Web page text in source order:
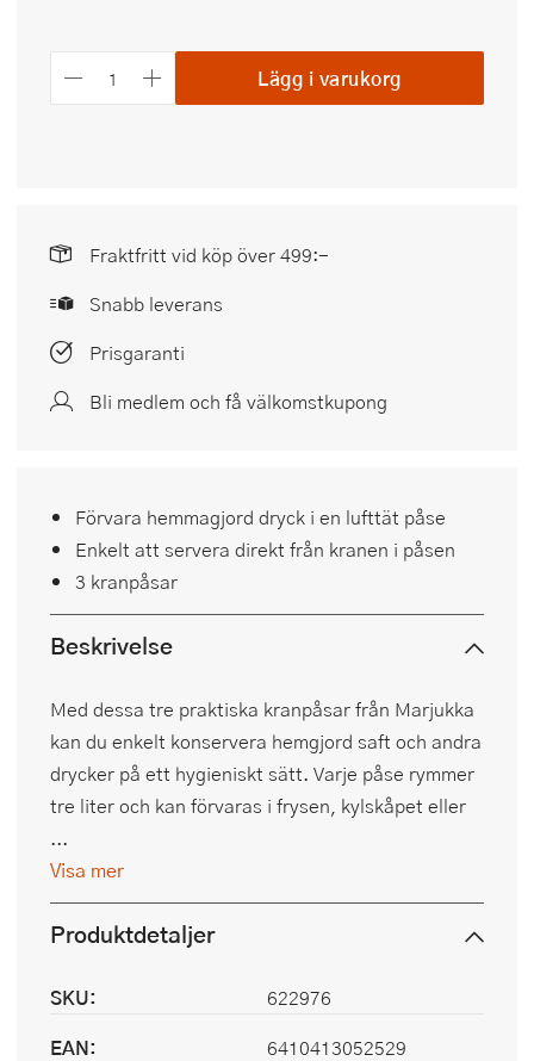
Lägg i varukorg
Fraktfritt vid köp över 499:-
Snabb leverans
Prisgaranti
Bli medlem och få välkomstkupong
Förvara hemmagjord dryck i en lufttät påse
Enkelt att servera direkt från kranen i påsen
3 kranpåsar
Beskrivelse
Med dessa tre praktiska kranpåsar från Marjukka
kan du enkelt konservera hemgjord saft och andra
drycker på ett hygieniskt sätt. Varje påse rymmer
tre liter och kan förvaras i frysen, kylskåpet eller
...
Visa mer
Produktdetaljer
SKU:
622976
EAN:
6410413052529